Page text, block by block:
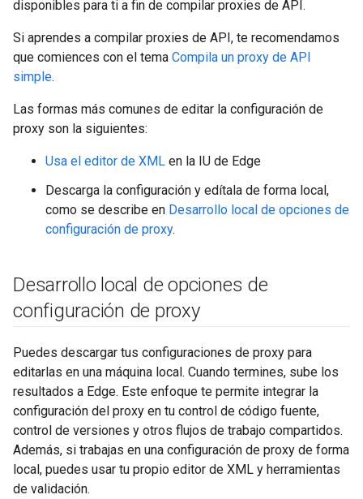
disponibles para ti a fin de compilar proxies de API.
Si aprendes a compilar proxies de API, te recomendamos
que comiences con el tema Compila un proxy de API
simple.
Las formas más comunes de editar la configuración de
proxy son la siguientes:
Usa el editor de XML en la IU de Edge
Descarga la configuración y edítala de forma local,
como se describe en Desarrollo local de opciones de
configuración de proxy.
Desarrollo local de opciones de
configuración de proxy
Puedes descargar tus configuraciones de proxy para
editarlas en una máquina local. Cuando termines, sube los
resultados a Edge. Este enfoque te permite integrar la
configuración del proxy en tu control de código fuente,
control de versiones y otros flujos de trabajo compartidos.
Además, si trabajas en una configuración de proxy de forma
local, puedes usar tu propio editor de XML y herramientas
de validación.